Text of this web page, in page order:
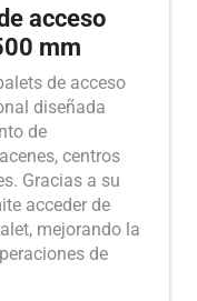
acceso
mm
de acceso
diseñada
de
centros
Gracias a su
acceder de
mejorando la
de